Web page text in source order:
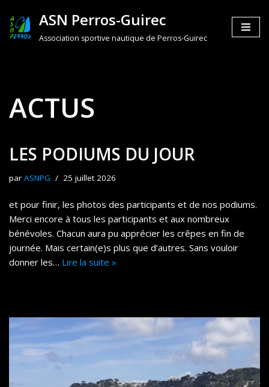
Aller
ASN Perros-Guirec
Association sportive nautique de Perros-Guirec
ACTUS
LES PODIUMS DU JOUR
par ASNPG 25 juillet 2026
et pour finir, les photos des participants et de nos podiums.
Merci encore à tous les participants et aux nombreux
bénévoles. Chacun aura pu apprécier les crêpes en fin de
journée. Mais certain(e)s plus que d’autres. Sans vouloir
donner les… Lire la suite »